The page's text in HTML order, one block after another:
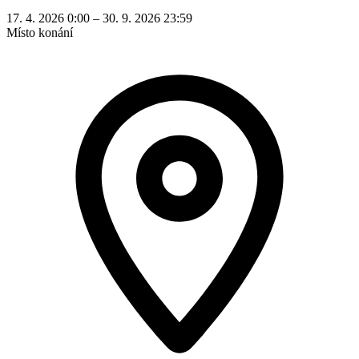
17. 4. 2026 0:00 – 30. 9. 2026 23:59
Místo konání